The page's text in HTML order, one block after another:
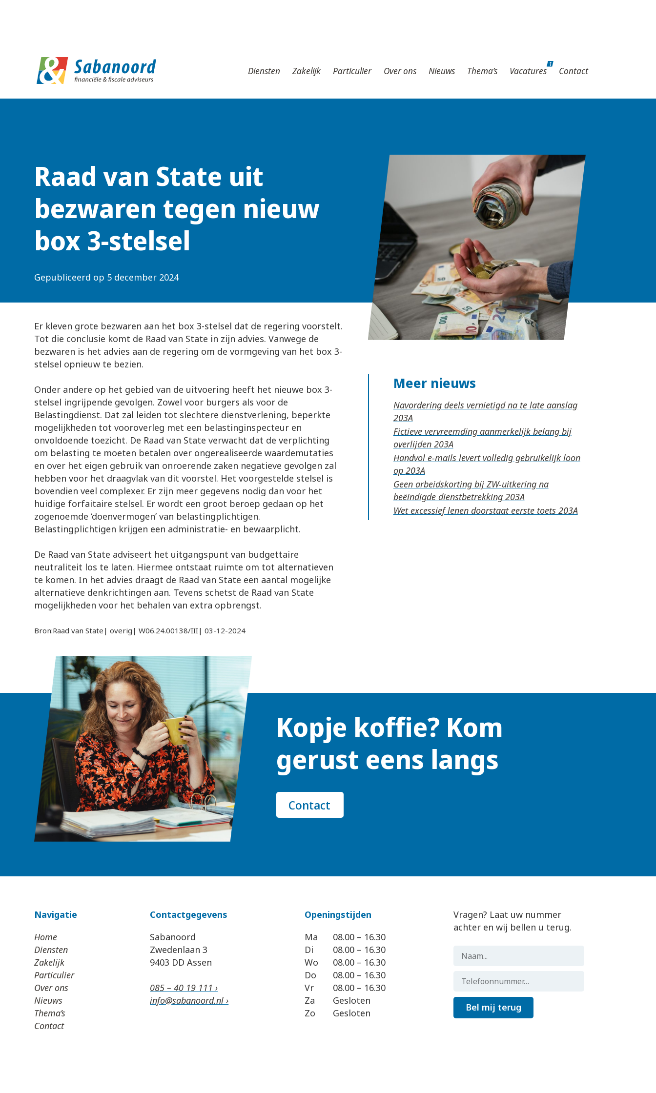
Diensten Zakelijk Particulier Over ons Nieuws Thema’s Vacatures
1
Contact
Raad van State uit
bezwaren tegen nieuw
box 3-stelsel
Gepubliceerd op 5 december 2024
Er kleven grote bezwaren aan het box 3-stelsel dat de regering voorstelt.
Tot die conclusie komt de Raad van State in zijn advies. Vanwege de
bezwaren is het advies aan de regering om de vormgeving van het box 3-
stelsel opnieuw te bezien.
Onder andere op het gebied van de uitvoering heeft het nieuwe box 3-
stelsel ingrijpende gevolgen. Zowel voor burgers als voor de
Belastingdienst. Dat zal leiden tot slechtere dienstverlening, beperkte
mogelijkheden tot vooroverleg met een belastinginspecteur en
onvoldoende toezicht. De Raad van State verwacht dat de verplichting
om belasting te moeten betalen over ongerealiseerde waardemutaties
en over het eigen gebruik van onroerende zaken negatieve gevolgen zal
hebben voor het draagvlak van dit voorstel. Het voorgestelde stelsel is
bovendien veel complexer. Er zijn meer gegevens nodig dan voor het
huidige forfaitaire stelsel. Er wordt een groot beroep gedaan op het
zogenoemde ‘doenvermogen’ van belastingplichtigen.
Belastingplichtigen krijgen een administratie- en bewaarplicht.
De Raad van State adviseert het uitgangspunt van budgettaire
neutraliteit los te laten. Hiermee ontstaat ruimte om tot alternatieven
te komen. In het advies draagt de Raad van State een aantal mogelijke
alternatieve denkrichtingen aan. Tevens schetst de Raad van State
mogelijkheden voor het behalen van extra opbrengst.
Bron:Raad van State| overig| W06.24.00138/III| 03-12-2024
Meer nieuws
Navordering deels vernietigd na te late aanslag
Fictieve vervreemding aanmerkelijk belang bij
overlijden
Handvol e-mails levert volledig gebruikelijk loon
op
Geen arbeidskorting bij ZW-uitkering na
beëindigde dienstbetrekking
Wet excessief lenen doorstaat eerste toets
Kopje koffie? Kom
gerust eens langs
Contact
Navigatie
Home
Diensten
Zakelijk
Particulier
Over ons
Nieuws
Thema’s
Contact
Contactgegevens
Sabanoord
Zwedenlaan 3
9403 DD Assen
085 – 40 19 111 ›
info@sabanoord.nl ›
Openingstijden
Ma
Di
Wo
Do
Vr
Za
Zo
08.00 – 16.30
08.00 – 16.30
08.00 – 16.30
08.00 – 16.30
08.00 – 16.30
Gesloten
Gesloten
Vragen? Laat uw nummer
achter en wij bellen u terug.
Bel mij terug